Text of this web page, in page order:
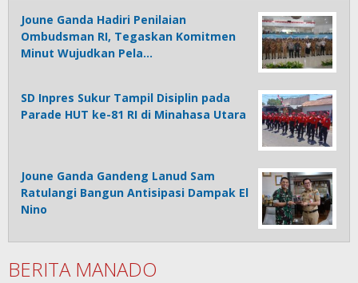
Joune Ganda Hadiri Penilaian
Ombudsman RI, Tegaskan Komitmen
Minut Wujudkan Pela…
SD Inpres Sukur Tampil Disiplin pada
Parade HUT ke-81 RI di Minahasa Utara
Joune Ganda Gandeng Lanud Sam
Ratulangi Bangun Antisipasi Dampak El
Nino
BERITA MANADO